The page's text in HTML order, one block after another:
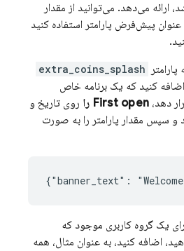
ارائه می‌دهد. می‌توانید از مقدار
پیش‌فرض پارامتر استفاده کنید
پارامتر extra_coins_splash
کنید که یک برنامه خاص
First open را
روی تاریخ و
و سپس مقدار پارامتر را به صورت
یک گروه کاربری موجود که
اضافه کنید، به عنوان مثال، همه